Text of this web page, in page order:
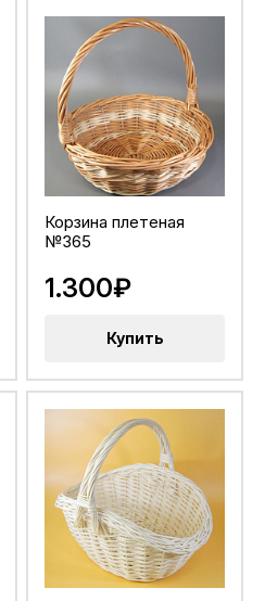
Корзина плетеная
№365
1.300₽
Купить